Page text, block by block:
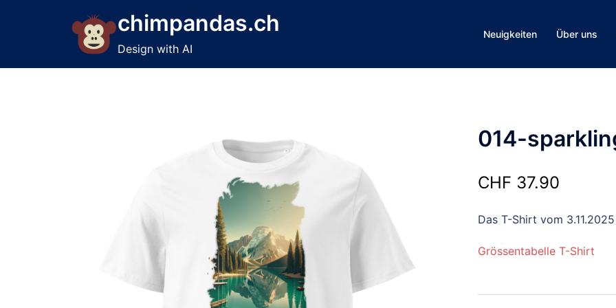
chimpandas.ch
Design with AI
Neuigkeiten Über uns
014-
CHF 37.90
Das T-Shirt vom 3.11.2025
Grössentabelle T-Shirt